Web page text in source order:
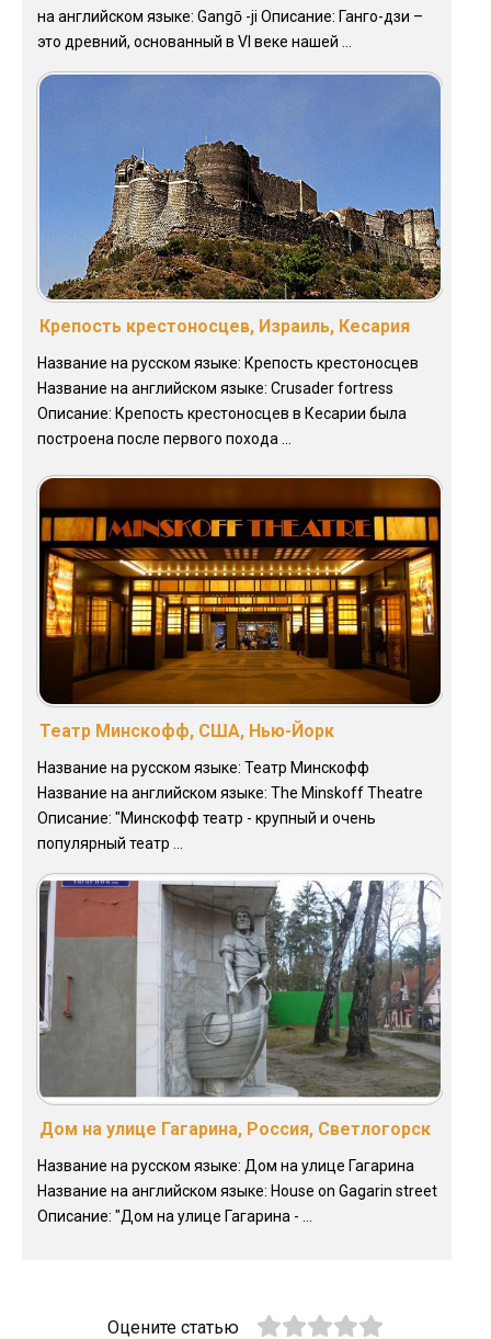
на английском языке: Gangō -ji Описание: Ганго-дзи –
это древний, основанный в VI веке нашей ...
Крепость крестоносцев, Израиль, Кесария
Название на русском языке: Крепость крестоносцев
Название на английском языке: Crusader fortress
Описание: Крепость крестоносцев в Кесарии была
построена после первого похода ...
Театр Минскофф, США, Нью-Йорк
Название на русском языке: Театр Минскофф
Название на английском языке: The Minskoff Theatre
Описание: "Минскофф театр - крупный и очень
популярный театр ...
Дом на улице Гагарина, Россия, Светлогорск
Название на русском языке: Дом на улице Гагарина
Название на английском языке: House on Gagarin street
Описание: "Дом на улице Гагарина - ...
Оцените статью